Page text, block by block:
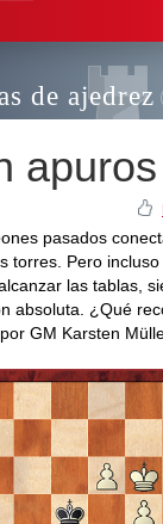
de ajedrez
apuros
pasados
torres. Pero
las tablas,
absoluta. ¿Qué
GM Karsten